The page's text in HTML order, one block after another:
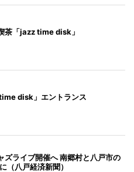
茶「jazz time disk」
disk」エントランス
ズライブ開催へ 南郷村と八戸市の
（八戸経済新聞）